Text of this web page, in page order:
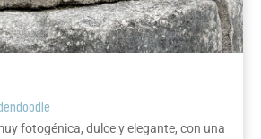
fotogénica, dulce y elegante, con una